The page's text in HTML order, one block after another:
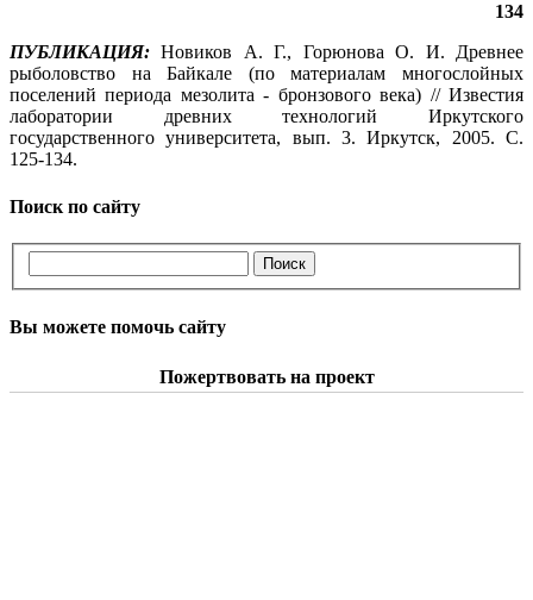
134
ПУБЛИКАЦИЯ:Новиков А. Г., Горюнова О. И. Древнее
рыболовство на Байкале (по материалам многослойных
поселений периода мезолита - бронзового века) // Известия
лаборатории древних технологий Иркутского
государственного университета, вып. 3. Иркутск, 2005. С.
125-134.
Поиск по сайту
Вы можете помочь сайту
Пожертвовать на проект